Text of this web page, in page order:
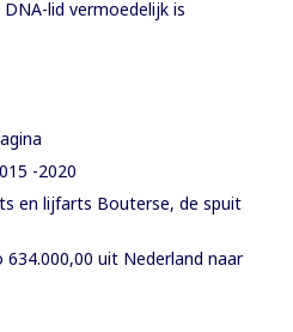
lid vermoedelijk is
-2020
en lijfarts Bouterse, de spuit
uit Nederland naar